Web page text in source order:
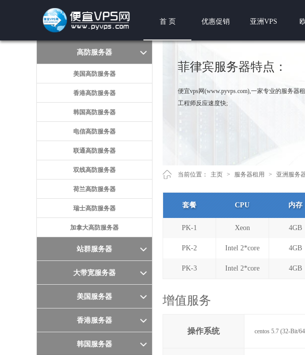
首 页 优惠促销 亚洲VPS
高防服务器
美国高防服务器
香港高防服务器
韩国高防服务器
电信高防服务器
联通高防服务器
双线高防服务器
荷兰高防服务器
瑞士高防服务器
加拿大高防服务器
站群服务器
大带宽服务器
美国服务器
香港服务器
韩国服务器
菲律宾服务器特点：
便宜vps网(www.pyvps.com),一家专业的服务
工程师反应速度快;
当前位置： 主页 > 服务器租用 > 亚洲服务
套餐 CPU 内存
PK-1 Xeon 4GB
PK-2 Intel 2*core 4GB
PK-3 Intel 2*core 4GB
增值服务
操作系统 centos 5.7 (32-Bit/